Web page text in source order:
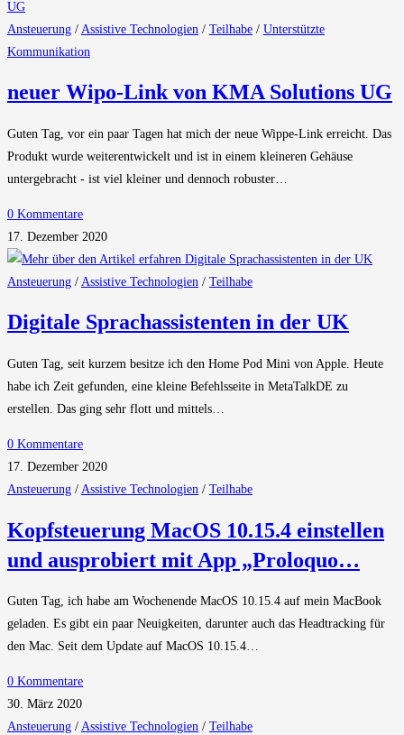
Ansteuerung / Assistive Technologien / Teilhabe / Unterstützte
Kommunikation
neuer Wipo-Link von KMA Solutions UG
Guten Tag, vor ein paar Tagen hat mich der neue Wippe-Link erreicht. Das
Produkt wurde weiterentwickelt und ist in einem kleineren Gehäuse
untergebracht - ist viel kleiner und dennoch robuster…
0 Kommentare
17. Dezember 2020
Ansteuerung / Assistive Technologien / Teilhabe
Digitale Sprachassistenten in der UK
Guten Tag, seit kurzem besitze ich den Home Pod Mini von Apple. Heute
habe ich Zeit gefunden, eine kleine Befehlsseite in MetaTalkDE zu
erstellen. Das ging sehr flott und mittels…
0 Kommentare
17. Dezember 2020
Ansteuerung / Assistive Technologien / Teilhabe
Kopfsteuerung MacOS 10.15.4 einstellen
und ausprobiert mit App „Proloquo…
Guten Tag, ich habe am Wochenende MacOS 10.15.4 auf mein MacBook
geladen. Es gibt ein paar Neuigkeiten, darunter auch das Headtracking für
den Mac. Seit dem Update auf MacOS 10.15.4…
0 Kommentare
30. März 2020
Ansteuerung / Assistive Technologien / Teilhabe